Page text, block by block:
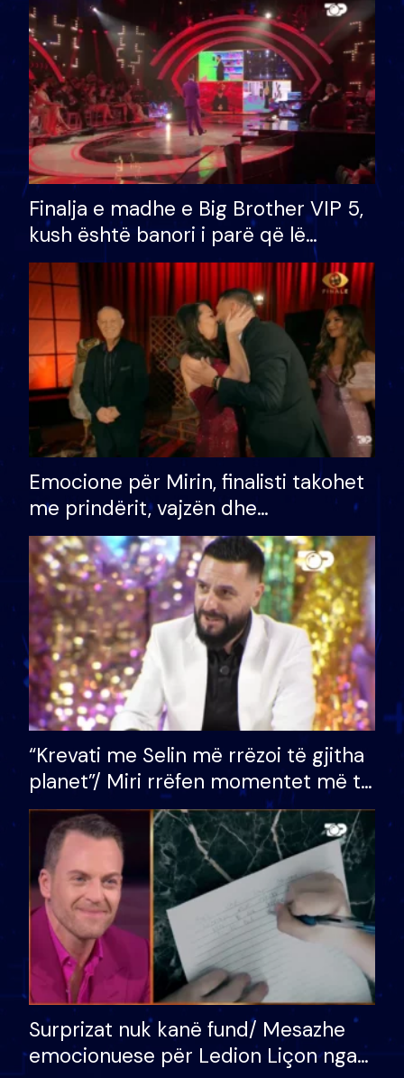
Finalja e madhe e Big Brother VIP 5,
kush është banori i parë që lë
shtëpinë dhe humb mundësinë për
të fituar çmimin e madh
Emocione për Mirin, finalisti takohet
me prindërit, vajzën dhe
bashkëshorten: S’kemi ndonjë letër
divorci apo jo?
“Krevati me Selin më rrëzoi të gjitha
planet”/ Miri rrëfen momentet më të
bukura në shtëpinë e BB VIP: Do më
mungojë zilja e mëngjesit kur…
Surprizat nuk kanë fund/ Mesazhe
emocionuese për Ledion Liçon nga